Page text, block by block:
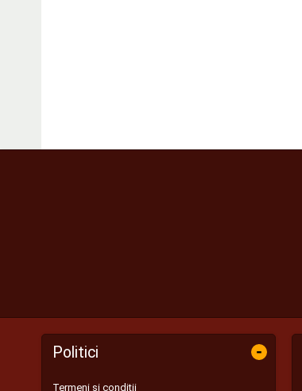
Politici -
Termeni și condiții